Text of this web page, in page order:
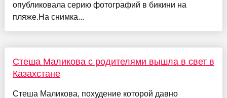
опубликовала серию фотографий в бикини на
пляже.На снимка...
Стеша Маликова с родителями вышла в свет в
Казахстане
Стеша Маликова, похудение которой давно